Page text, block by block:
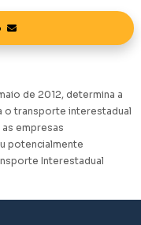
de 2012, determina a
o transporte interestadual
empresas
potencialmente
Interestadual